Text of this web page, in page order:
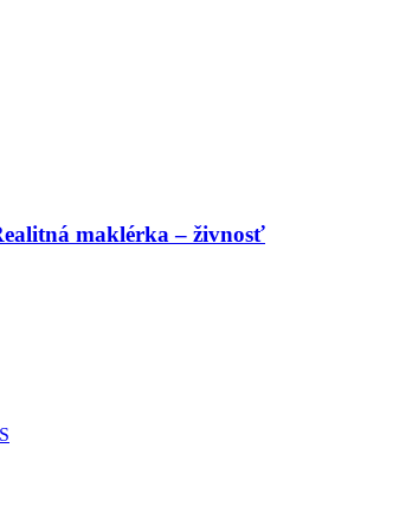
maklérka – živnosť